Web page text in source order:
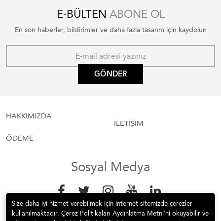
E-BÜLTEN ABONE OL
En son haberler, bildirimler ve daha fazla tasarım için kaydolun
GÖNDER
HAKKIMIZDA
ÖDEME
İLETİŞİM
Sosyal Medya
Size daha iyi hizmet verebilmek için internet sitemizde çerezler
kullanılmaktadır. Çerez Politikaları Aydınlatma Metni’ni okuyabilir ve